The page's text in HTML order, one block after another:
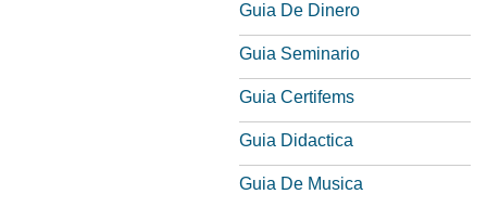
Guia De Dinero
Guia Seminario
Guia Certifems
Guia Didactica
Guia De Musica